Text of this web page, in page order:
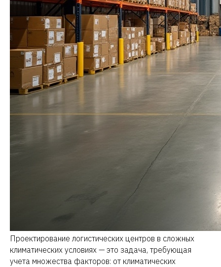
Проектирование логистических центров в сложных
климатических условиях — это задача, требующая
учета множества факторов: от климатических